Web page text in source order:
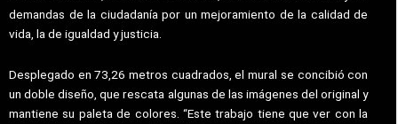
demandas de la ciudadanía por un mejoramiento de la calidad de
vida, la de igualdad y justicia.
Desplegado en 73,26 metros cuadrados, el mural se concibió con
un doble diseño, que rescata algunas de las imágenes del original y
mantiene su paleta de colores. “Este trabajo tiene que ver con la